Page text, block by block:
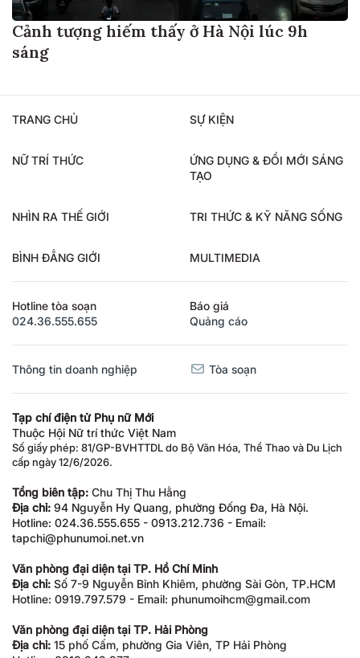
Cảnh tượng hiếm thấy ở Hà Nội lúc 9h
sáng
TRANG CHỦ SỰ KIỆN
NỮ TRÍ THỨC
ỨNG DỤNG & ĐỔI MỚI SÁNG
TẠO
NHÌN RA THẾ GIỚI TRI THỨC & KỸ NĂNG SỐNG
BÌNH ĐẲNG GIỚI MULTIMEDIA
Hotline tòa soạn
024.36.555.655
Báo giá
Quảng cáo
Thông tin doanh nghiệp Tòa soạn
Tạp chí điện tử Phụ nữ Mới
Thuộc Hội Nữ trí thức Việt Nam
Số giấy phép: 81/GP-BVHTTDL do Bộ Văn Hóa, Thể Thao và Du Lịch
cấp ngày 12/6/2026.
Tổng biên tập: Chu Thị Thu Hằng
Địa chỉ: 94 Nguyễn Hy Quang, phường Đống Đa, Hà Nội.
Hotline: 024.36.555.655 - 0913.212.736 - Email:
tapchi@phunumoi.net.vn
Văn phòng đại diện tại TP. Hồ Chí Minh
Địa chỉ: Số 7-9 Nguyễn Bỉnh Khiêm, phường Sài Gòn, TP.HCM
Hotline: 0919.797.579 - Email: phunumoihcm@gmail.com
Văn phòng đại diện tại TP. Hải Phòng
Địa chỉ: 15 phố Cấm, phường Gia Viên, TP Hải Phòng